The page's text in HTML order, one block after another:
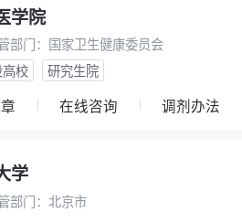
学院
部门： 国家卫生健康委员会
高校
研究生院
在线咨询 调剂办法
学
部门： 北京市